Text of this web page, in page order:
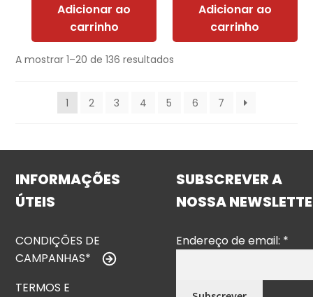
Adicionar ao
carrinho
Adicionar ao
carrinho
A mostrar 1–20 de 136 resultados
1 2 3 4 5 6 7
INFORMAÇÕES
ÚTEIS
CONDIÇÕES DE
CAMPANHAS*
TERMOS E
SUBSCREVER A
NOSSA
Endereço de email: *